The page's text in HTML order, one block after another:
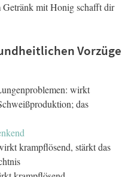
mit Honig schafft dir
Vorzüge
wirkt
das
krampflösend, stärkt das